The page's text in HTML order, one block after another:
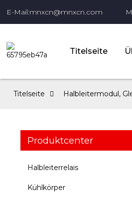
E-Mail:mnxcn@mnxcn.com
Titelseite
Titelseite Halbleitermodul,
Produktcenter
Halbleiterrelais
Kühlkörper